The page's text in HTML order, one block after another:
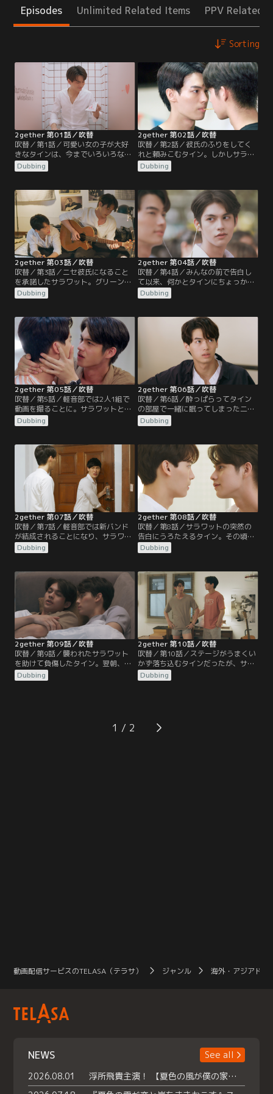
Episodes Unlimited Related Items PPV Related
Sorting
2gether 第01話／吹替
吹替／第1話／可愛い女の子が大好
きなタインは、今までいろいろなタ
イプの子と付き合ってはみたもの
の、うまくいったためしがない。大
うと張り切るが、思いがけず男子学
生グリーンから告白されてしまう。
諦めさせるため彼氏のいるフリをし
てみようと、SNSで話題のサラワッ
トに目をつける。だがサラワットの
態度は素っ気なくて…。
Dubbing
2gether 第02話／吹替
吹替／第2話／彼氏のふりをしてく
れと頼みこむタイン。しかしサラワ
ットの態度は相変わらず。なんとか
近づく為に同じ軽音部に入部する
る女子学生で溢れていた。歓迎会で
ペアになった2人はゲームで唇が触
れ合ってしまい、タインは思わずド
ギマギする。そんな中、入部希望者
にテストが実施されることに。楽器
のできないタインは大慌てで…。
Dubbing
2gether 第03話／吹替
吹替／第3話／ニセ彼氏になること
を承諾したサラワット。グリーンの
前で口説かせようと試みるが、サラ
ワットの大げさな演技に不満を募ら
を評価しようと動画を投稿すること
に。タインはギターを借りにサラワ
ットの部屋へ行くが、彼の弾き語り
に思わず聴き入ってしまう。そんな
時、軽音部にタイン好みの女子学
生・ペアが入部してくる。
Dubbing
2gether 第04話／吹替
吹替／第4話／みんなの前で告白し
て以来、何かとタインにちょっかい
を出すサラワット。SNSをフォロー
したり、チアの練習中に差し入れを
中、サラワットの部屋の模様替えを
手伝ったタインは、ベッドでふざけ
ているところを彼の母と弟のプーコ
ンに見られてしまう。翌日、タイン
はオープンキャンパスに参加するプ
ーコンを案内することに…。
Dubbing
2gether 第05話／吹替
吹替／第5話／軽音部では2人1組で
動画を撮ることに。サラワットと組
み、やる気満々で撮影を始めたがう
まく合わせられず四苦八苦。法学部
の試合で自分の学部の応援に参加す
るが、相手チームのサラワットの活
躍から目が離せない。その夜、みん
なで飲んだ帰りに酔ったタインを寮
に送ったサラワットは、突然タイン
の部屋に泊まると言いだす。
Dubbing
2gether 第06話／吹替
吹替／第6話／酔っぱらってタイン
の部屋で一緒に眠ってしまった二
人。動揺したタインは顔を合わせて
もそっけない態度をとってしまう。
をしてしまう。驚いて駆けつけたタ
インに手当てを頼むサラワット。翌
日、タインとサラワットの交際が芝
居だと気づいたグリーンから詰め寄
られると、サラワットは「タインが
好きになった」と告げ…。
Dubbing
2gether 第07話／吹替
吹替／第7話／軽音部では新バンド
が結成されることになり、サラワッ
トもメンバーに選ばれる。新バンド
のPVに出演するサラワットは、女子
話で盛り上がっていた。2人の話に
入っていけないタインは、複雑な気
持ちで2人を見つめる。その夜、チ
アの撮影を翌日に控え寝ようとして
いたタインの部屋のドアを、突然激
しくノックする音が…。
Dubbing
2gether 第08話／吹替
吹替／第8話／サラワットの突然の
告白にうろたえるタイン。その頃
SNSでは、試合に勝ったらタインが
サラワットに告白するという投稿
む男子たちから袋叩きに遭ってしま
う。心配するタインに、サラワット
は試合の日にユニホームを着て応援
に来てくれと頼むが…。
Dubbing
2gether 第09話／吹替
吹替／第9話／襲われたサラワット
を助けて負傷したタイン。翌朝、タ
インに近づくミルを見たサラワット
は、襲ったのがミルではないかと怪
いたタインも体調不良で気を失って
しまう。重傷を負い軽音部のステー
Dubbing
2gether 第10話／吹替
吹替／第10話／ステージがうまくい
かず落ち込むタインだったが、サラ
ワットにはタインの気持ちが伝わっ
ていた。サラワットに慰められ、改
た2人のもとに、ある人物が訪ねて
くる。2人の関係を怪しみ、数日間
Dubbing
1
動画配信サービスのTELASA（テラサ） ジャンル 海外・アジアドラ
NEWS
See all
2026.08.01
浮所飛貴主演！ 【夏色の風が僕の家にやってきた】 本日よりテラサで独占配信スタート！